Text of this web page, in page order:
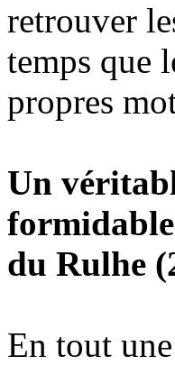
retrouver
temps que
propres
Un
du Rulhe
En tout